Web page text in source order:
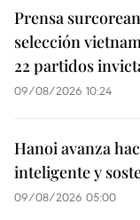
Prensa
selección
22 partidos
09/08/2026 10:24
Hanoi avanza
inteligente y
09/08/2026 05:00